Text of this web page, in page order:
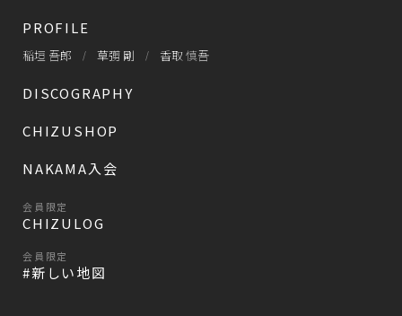
PROFILE
稲垣 吾郎 草彅 剛 香取 慎吾
DISCOGRAPHY
CHIZUSHOP
NAKAMA入会
会員限定
CHIZULOG
会員限定
#新しい地図